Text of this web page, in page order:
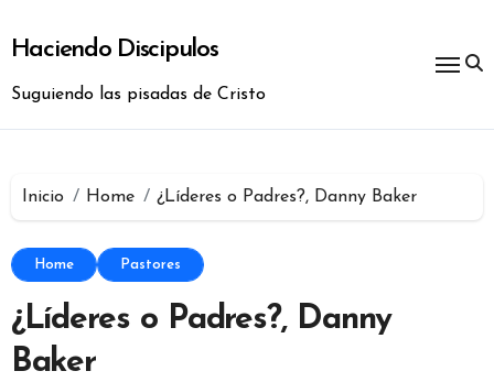
contenido
Haciendo Discipulos
Suguiendo las pisadas de Cristo
Inicio Home ¿Líderes o Padres?, Danny Baker
Home Pastores
¿Líderes o Padres?, Danny
Baker